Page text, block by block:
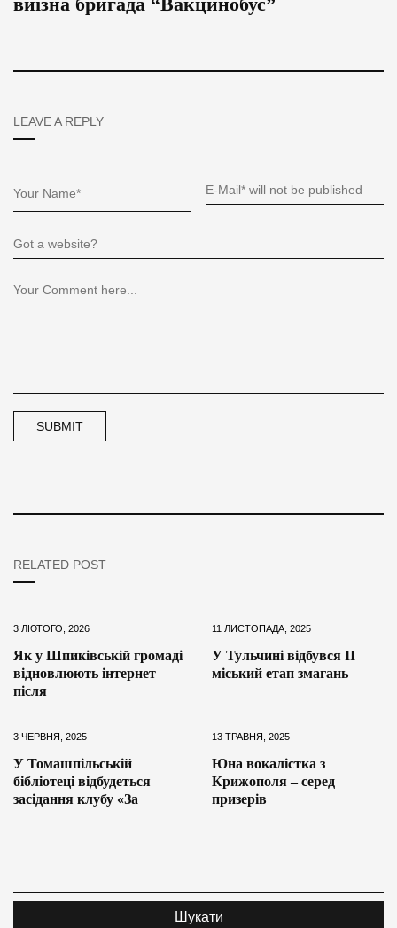
LEAVE A REPLY
RELATED POST
3 ЛЮТОГО, 2026
Як у Шпиківській громаді
відновлюють інтернет
після
11 ЛИСТОПАДА, 2025
У Тульчині відбувся ІІ
міський етап змагань
3 ЧЕРВНЯ, 2025
У Томашпільській
бібліотеці відбудеться
засідання клубу «За
13 ТРАВНЯ, 2025
Юна вокалістка з
Крижополя – серед
призерів